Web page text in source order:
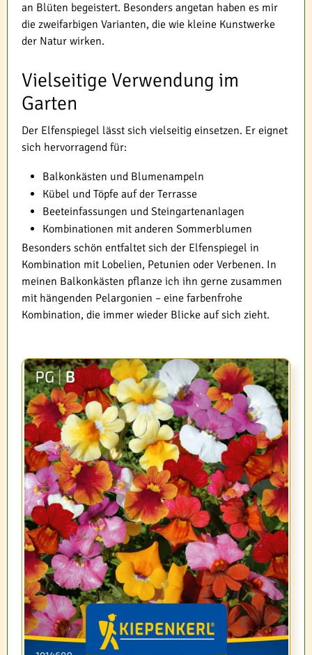
an Blüten begeistert. Besonders angetan haben es mir
die zweifarbigen Varianten, die wie kleine Kunstwerke
der Natur wirken.
Vielseitige Verwendung im
Garten
Der Elfenspiegel lässt sich vielseitig einsetzen. Er eignet
sich hervorragend für:
Balkonkästen und Blumenampeln
Kübel und Töpfe auf der Terrasse
Beeteinfassungen und Steingartenanlagen
Kombinationen mit anderen Sommerblumen
Besonders schön entfaltet sich der Elfenspiegel in
Kombination mit Lobelien, Petunien oder Verbenen. In
meinen Balkonkästen pflanze ich ihn gerne zusammen
mit hängenden Pelargonien – eine farbenfrohe
Kombination, die immer wieder Blicke auf sich zieht.